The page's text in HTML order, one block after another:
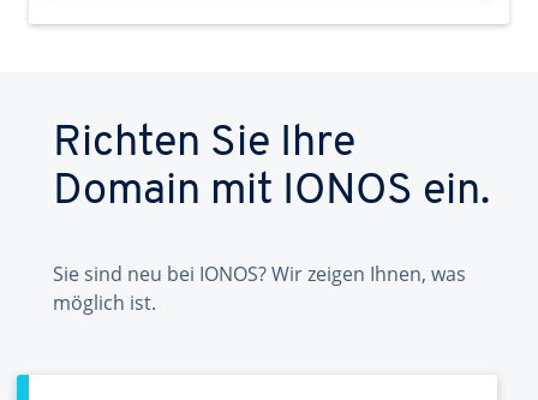
Richten Sie Ihre
Domain mit IONOS ein.
Sie sind neu bei IONOS? Wir zeigen Ihnen, was
möglich ist.